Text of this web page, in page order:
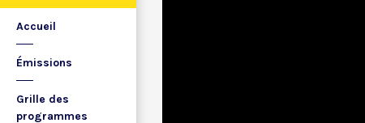
Accueil
Émissions
Grille des
programmes